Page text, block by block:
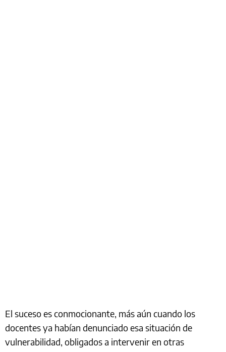
El suceso es conmocionante, más aún cuando los
docentes ya habían denunciado esa situación de
vulnerabilidad, obligados a intervenir en otras